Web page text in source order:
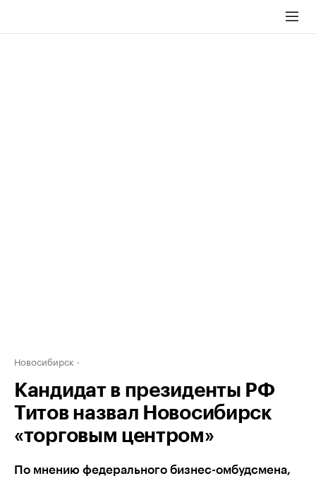
Новосибирск
Кандидат в президенты РФ
Титов назвал Новосибирск
«торговым центром»
По мнению федерального бизнес-омбудсмена,